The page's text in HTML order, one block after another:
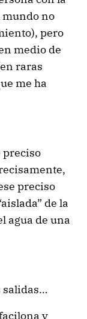
mundo no
pero
medio de
raras
me ha
preciso
preciso
de la
agua de una
salidas…
y